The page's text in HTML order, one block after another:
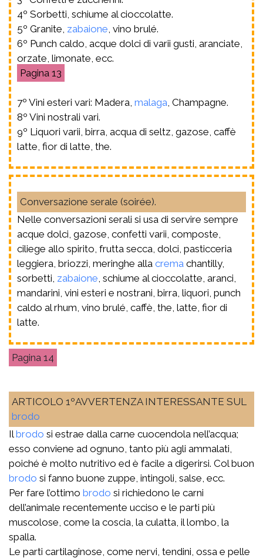
4º Sorbetti, schiume al cioccolatte.
5º Granite, zabaione , vino brulé.
6º Punch caldo, acque dolci di varii gusti, aranciate,
orzate, limonate, ecc.
13
7º Vini esteri vari: Madera, malaga , Champagne.
8º Vini nostrali vari.
9º Liquori varii, birra, acqua di seltz, gazose, caffè
latte, fior di latte, the.
Conversazione serale (soirée).
Nelle conversazioni serali si usa di servire sempre
acque dolci, gazose, confetti varii, composte,
ciliege allo spirito, frutta secca, dolci, pasticceria
leggiera, briozzi, meringhe alla crema chantilly,
sorbetti, zabaione , schiume al cioccolatte, aranci,
mandarini, vini esteri e nostrani, birra, liquori, punch
caldo al rhum, vino brulé, caffè, the, latte, fior di
latte.
14
ARTICOLO 1ºAVVERTENZA INTERESSANTE SUL
brodo
Ilbrodo si estrae dalla carne cuocendola nell’acqua;
esso conviene ad ognuno, tanto più agli ammalati,
poiché è molto nutritivo ed è facile a digerirsi. Col buon
brodo si fanno buone zuppe, intingoli, salse, ecc.
Per fare l’ottimo brodo si richiedono le carni
dell’animale recentemente ucciso e le parti più
muscolose, come la coscia, la culatta, il lombo, la
spalla.
Le parti cartilaginose, come nervi, tendini, ossa e pelle